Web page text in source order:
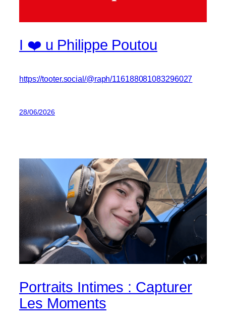
I ❤️ u Philippe Poutou
https://tooter.social/@raph/116188081083296027
28/06/2026
Portraits Intimes : Capturer
Les Moments